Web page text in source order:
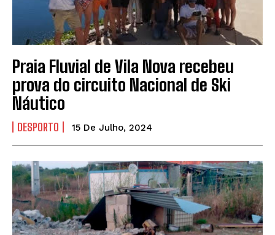
Praia Fluvial de Vila Nova recebeu
prova do circuito Nacional de Ski
Náutico
DESPORTO 15 De Julho, 2024